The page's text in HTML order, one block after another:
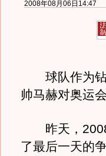
2008年08月06日14:47
球队作为钻
帅马赫对奥运
昨天，2008
了最后一天的